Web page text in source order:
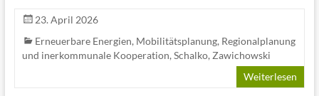
23. April 2026
Erneuerbare Energien, Mobilitätsplanung, Regionalplanung
und inerkommunale Kooperation, Schalko, Zawichowski
Weiterlesen